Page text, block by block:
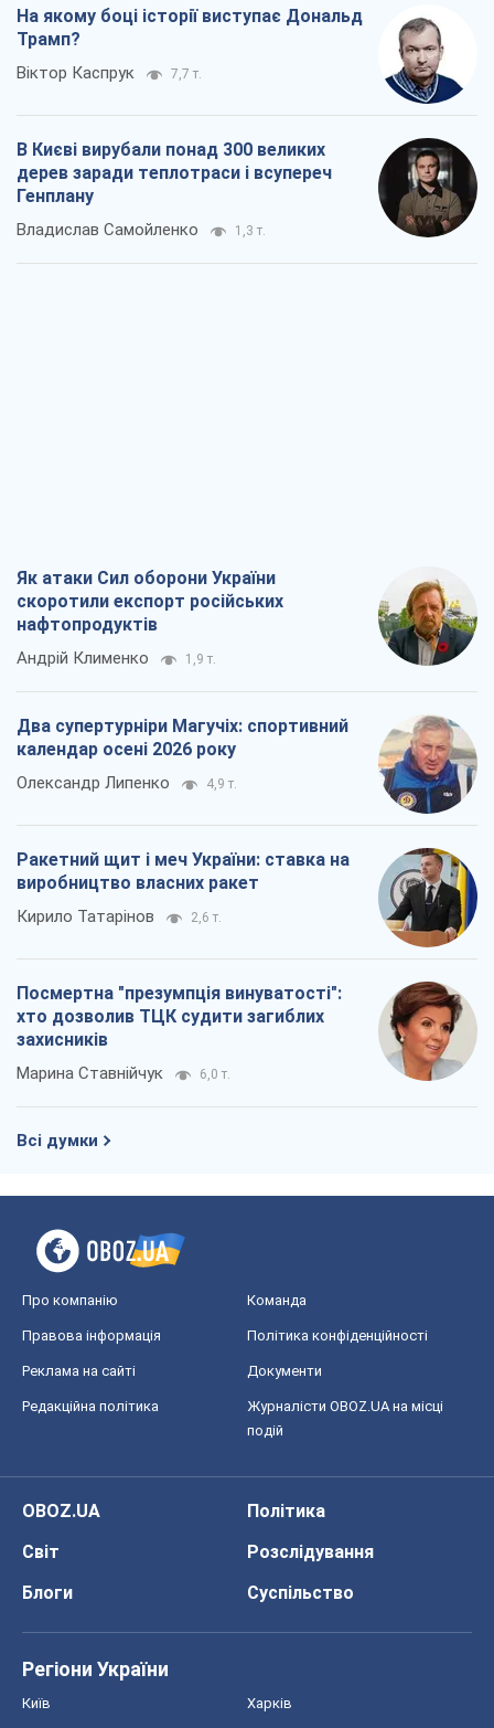
На якому боці історії виступає Дональд
Трамп?
Віктор Каспрук 7,7 т.
В Києві вирубали понад 300 великих
дерев заради теплотраси і всупереч
Генплану
Владислав Самойленко 1,3 т.
Як атаки Сил оборони України
скоротили експорт російських
нафтопродуктів
Андрій Клименко 1,9 т.
Два супертурніри Магучіх: спортивний
календар осені 2026 року
Олександр Липенко 4,9 т.
Ракетний щит і меч України: ставка на
виробництво власних ракет
Кирило Татарінов 2,6 т.
Посмертна "презумпція винуватості":
хто дозволив ТЦК судити загиблих
захисників
Марина Ставнійчук 6,0 т.
Всі думки
Про компанію Команда
Правова інформація Політика конфіденційності
Реклама на сайті Документи
Редакційна політика
Журналісти OBOZ.UA на місці
подій
OBOZ.UA
Політика
Світ
Розслідування
Блоги
Суспільство
Регіони України
Київ Харків